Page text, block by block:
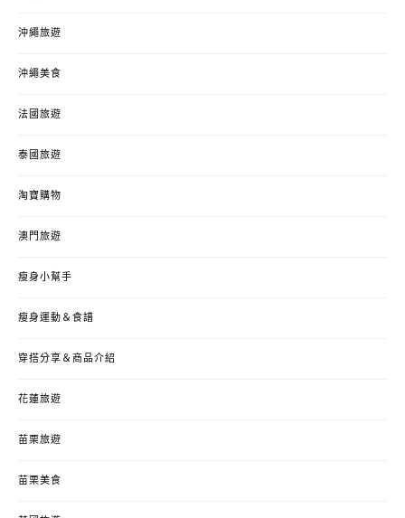
沖繩旅遊
沖繩美食
法國旅遊
泰國旅遊
淘寶購物
澳門旅遊
瘦身小幫手
瘦身運動＆食譜
穿搭分享＆商品介紹
花蓮旅遊
苗栗旅遊
苗栗美食